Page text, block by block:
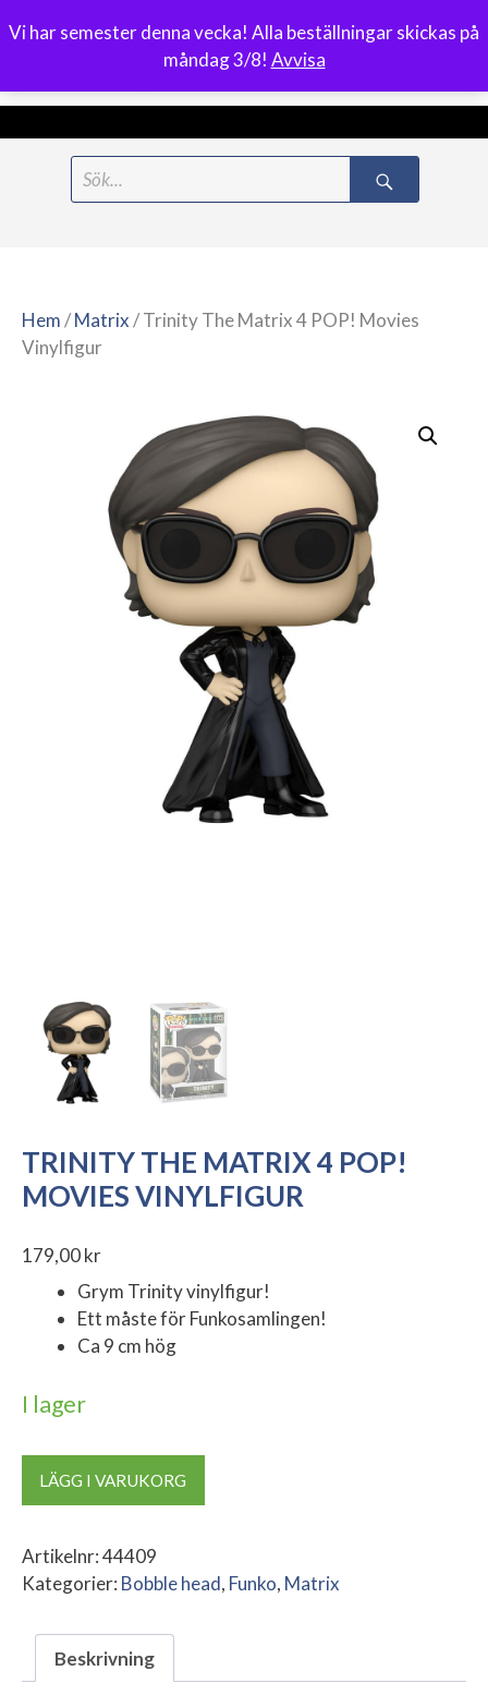
Vi har semester denna vecka! Alla beställningar skickas på
måndag 3/8! Avvisa
0
Meny
Hem/Matrix/ Trinity The Matrix 4 POP! Movies
Vinylfigur
TRINITY THE MATRIX 4 POP!
MOVIES VINYLFIGUR
179,00kr
Grym Trinity vinylfigur!
Ett måste för Funkosamlingen!
Ca 9 cm hög
I lager
Trinity
4
POP!
Vinylfigur
mängd
LÄGG I VARUKORG
Artikelnr:44409
Kategorier: Bobble head, Funko, Matrix
Beskrivning